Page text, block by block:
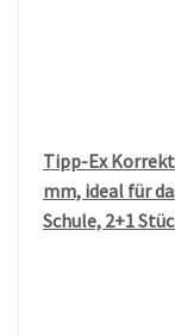
Tipp-Ex
mm, ideal für
Schule, 2+1